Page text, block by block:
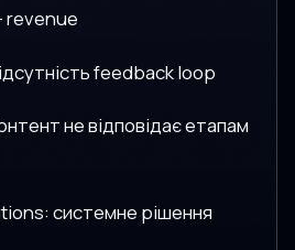
revenue
feedback loop
не відповідає етапам
системне рішення